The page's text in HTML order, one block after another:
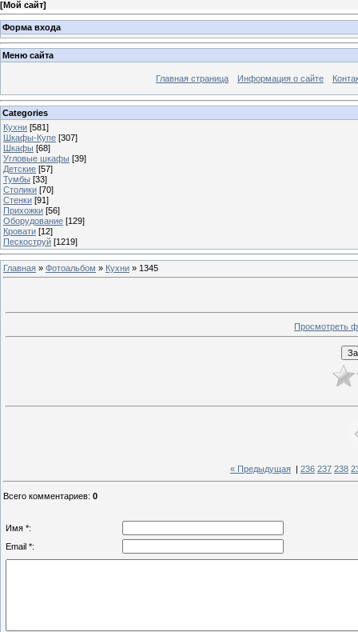
[Мой сайт]
Форма входа
Меню сайта
Главная страница Информация о сайте
Categories
Кухни [581]
Шкафы-Купе [307]
Шкафы [68]
Угловые шкафы [39]
Детские [57]
Тумбы [33]
Столики [70]
Стенки [91]
Прихожки [56]
Оборудование [129]
Кровати [12]
Пескоструй [1219]
Главная » Фотоальбом » Кухни » 1345
Просмотреть
« Предыдущая 236 237 238
Всего комментариев: 0
Имя *:
Email *: